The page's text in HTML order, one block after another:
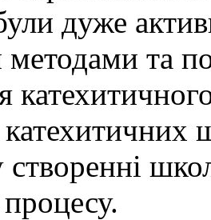
дуже
методами та